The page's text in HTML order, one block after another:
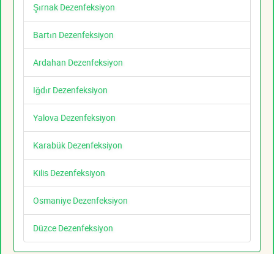
Şırnak Dezenfeksiyon
Bartın Dezenfeksiyon
Ardahan Dezenfeksiyon
Iğdır Dezenfeksiyon
Yalova Dezenfeksiyon
Karabük Dezenfeksiyon
Kilis Dezenfeksiyon
Osmaniye Dezenfeksiyon
Düzce Dezenfeksiyon